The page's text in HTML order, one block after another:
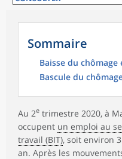
Sommaire
Baisse du chômage
Bascule du
Au 2e trimestre 2020, à
occupent un emploi au
travail (BIT), soit environ
an. Après les